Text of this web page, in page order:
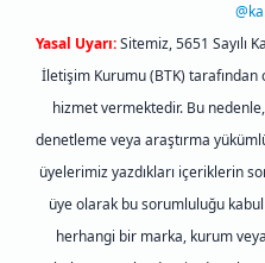
Yasal Uyarı:Sitemiz, 5651 Sayılı
İletişim Kurumu (BTK) tarafından
hizmet vermektedir. Bu
denetleme veya araştırma
üyelerimiz yazdıkları içeriklerin
üye olarak bu sorumluluğu
herhangi bir marka, kurum